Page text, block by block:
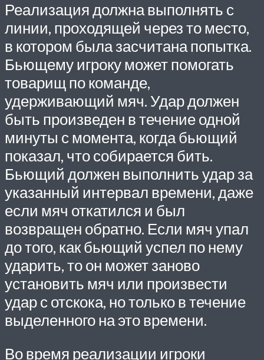
Реализация должна выполнять с
линии, проходящей через то место,
в котором была засчитана попытка.
Бьющему игроку может помогать
товарищ по команде,
удерживающий мяч. Удар должен
быть произведен в течение одной
минуты с момента, когда бьющий
показал, что собирается бить.
Бьющий должен выполнить удар за
указанный интервал времени, даже
если мяч откатился и был
возвращен обратно. Если мяч упал
до того, как бьющий успел по нему
ударить, то он может заново
установить мяч или произвести
удар с отскока, но только в течение
выделенного на это времени.
Во время реализации игроки